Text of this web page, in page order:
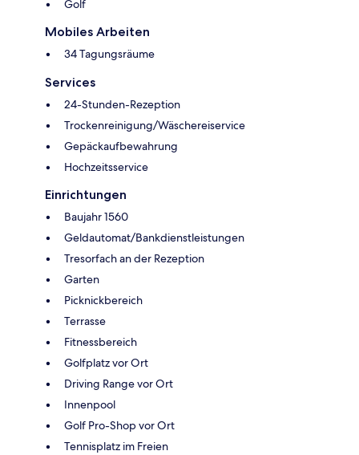
Golf
Mobiles Arbeiten
34 Tagungsräume
Services
24-Stunden-Rezeption
Trockenreinigung/Wäschereiservice
Gepäckaufbewahrung
Hochzeitsservice
Einrichtungen
Baujahr 1560
Geldautomat/Bankdienstleistungen
Tresorfach an der Rezeption
Garten
Picknickbereich
Terrasse
Fitnessbereich
Golfplatz vor Ort
Driving Range vor Ort
Innenpool
Golf Pro-Shop vor Ort
Tennisplatz im Freien